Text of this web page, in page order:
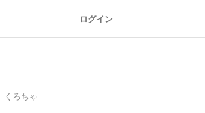
ログイン
くろちゃ